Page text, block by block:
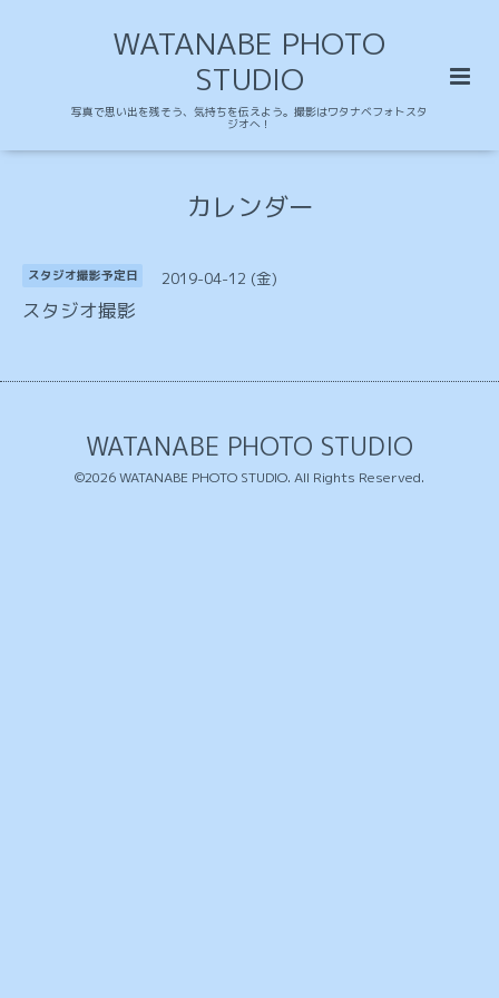
WATANABE PHOTO
STUDIO
写真で思い出を残そう、気持ちを伝えよう。撮影はワタナベフォトスタ
ジオへ！
カレンダー
スタジオ撮影予定日 2019-04-12 (金)
スタジオ撮影
WATANABE PHOTO STUDIO
©2026WATANABE PHOTO STUDIO. All Rights Reserved.